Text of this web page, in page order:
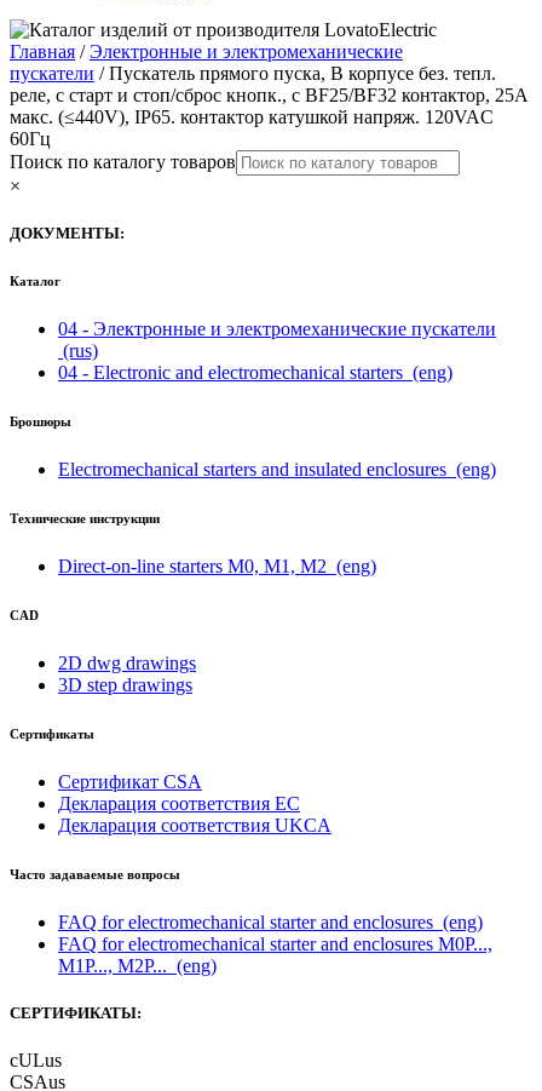
Главная /Электронные и электромеханические
пускатели / Пускатель прямого пуска, В корпусе без. тепл.
реле, с старт и стоп/сброс кнопк., с BF25/BF32 контактор, 25A
макс. (≤440V), IP65. контактор катушкой напряж. 120VAC
60Гц
Поиск по каталогу товаров
×
ДОКУМЕНТЫ:
Каталог
04 - Электронные и электромеханические пускатели
(rus)
04 - Electronic and electromechanical starters (eng)
Брошюры
Electromechanical starters and insulated enclosures (eng)
Технические инструкции
Direct-on-line starters M0, M1, M2 (eng)
CAD
2D dwg drawings
3D step drawings
Сертификаты
Сертификат CSA
Декларация соответствия ЕС
Декларация соответствия UKCA
Часто задаваемые вопросы
FAQ for electromechanical starter and enclosures (eng)
FAQ for electromechanical starter and enclosures M0P...,
M1P..., M2P... (eng)
СЕРТИФИКАТЫ:
cULus
CSAus